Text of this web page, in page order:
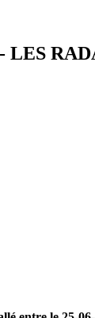
LES